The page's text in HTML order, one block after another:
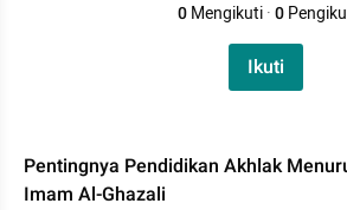
0Mengikuti·0
Ikuti
Pentingnya Pendidikan Akhlak
Imam Al-Ghazali